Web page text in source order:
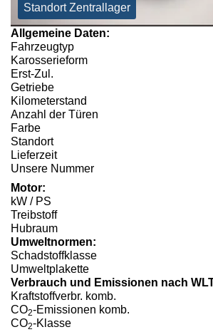
Standort Zentrallager
Allgemeine Daten:
Fahrzeugtyp
Karosserieform
Erst-Zul.
Getriebe
Kilometerstand
Anzahl der Türen
Farbe
Standort
Lieferzeit
Unsere Nummer
Motor:
kW / PS
Treibstoff
Hubraum
Umweltnormen:
Schadstoffklasse
Umweltplakette
Verbrauch und Emissionen nach
Kraftstoffverbr. komb.
CO2-Emissionen komb.
CO2-Klasse